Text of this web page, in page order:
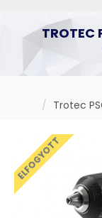
Trotec
TROTEC
ELFOGYOTT